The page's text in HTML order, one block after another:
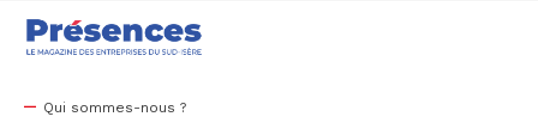
Qui sommes-nous ?